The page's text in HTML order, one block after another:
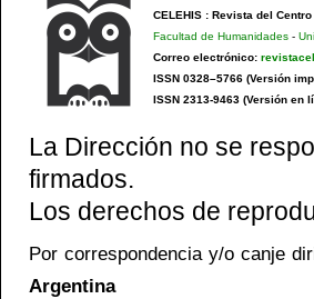
CELEHIS : Revista del
Facultad de Humanidades-
Correo electrónico:
ISSN 0328–5766 (Versión
ISSN 2313-9463 (Versión en
La Dirección no se
firmados.
Los derechos de
Por correspondencia y/o canje
Argentina